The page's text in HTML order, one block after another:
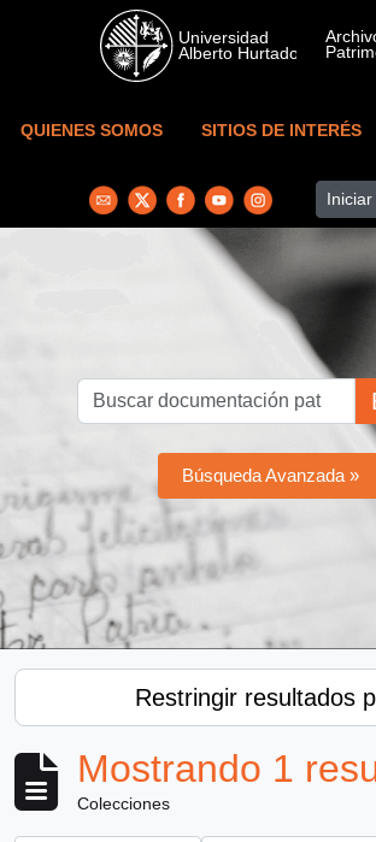
Skip to main content
QUIENES SOMOS SITIOS DE INTERÉS
Búsqueda Avanzada »
Restringir resultados
Mostrando 1
Colecciones